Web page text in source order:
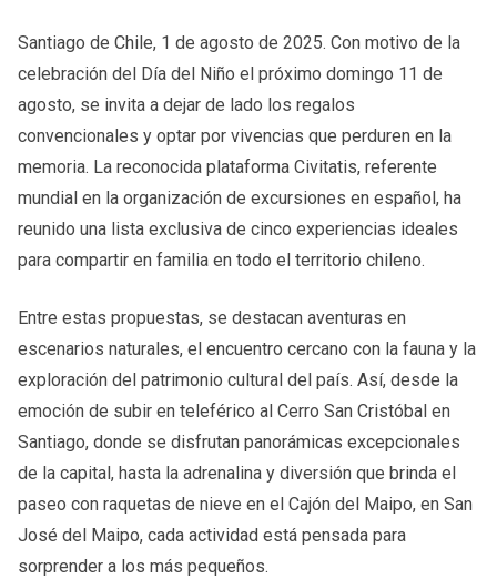
Santiago de Chile, 1 de agosto de 2025. Con motivo de la
celebración del Día del Niño el próximo domingo 11 de
agosto, se invita a dejar de lado los regalos
convencionales y optar por vivencias que perduren en la
memoria. La reconocida plataforma Civitatis, referente
mundial en la organización de excursiones en español, ha
reunido una lista exclusiva de cinco experiencias ideales
para compartir en familia en todo el territorio chileno.
Entre estas propuestas, se destacan aventuras en
escenarios naturales, el encuentro cercano con la fauna y la
exploración del patrimonio cultural del país. Así, desde la
emoción de subir en teleférico al Cerro San Cristóbal en
Santiago, donde se disfrutan panorámicas excepcionales
de la capital, hasta la adrenalina y diversión que brinda el
paseo con raquetas de nieve en el Cajón del Maipo, en San
José del Maipo, cada actividad está pensada para
sorprender a los más pequeños.